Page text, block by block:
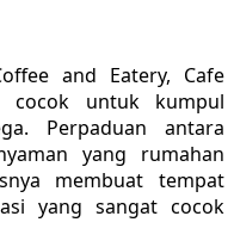
and Eatery, Cafe
untuk kumpul
Perpaduan antara
yang rumahan
membuat tempat
yang sangat cocok